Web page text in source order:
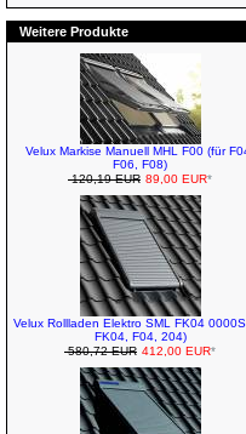
Weitere Produkte
Velux Markise Manuell MHL F00 (für
F06, F08)
120,19 EUR 89,00 EUR*
Velux Rollladen Elektro SML FK04
FK04, F04, 204)
580,72 EUR 412,00 EUR*